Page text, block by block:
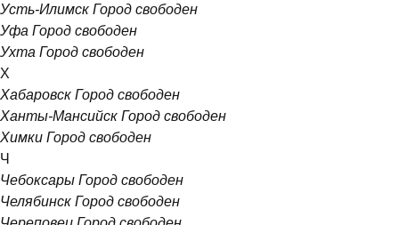
Усть-Илимск Город свободен
Уфа Город свободен
Ухта Город свободен
Х
Хабаровск Город свободен
Ханты-Мансийск Город свободен
Химки Город свободен
Ч
Чебоксары Город свободен
Челябинск Город свободен